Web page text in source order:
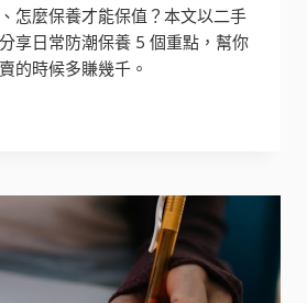
怎麼保養才能保值？本文以二手
享日常防潮保養 5 個重點，幫你
的時候多賺幾千。